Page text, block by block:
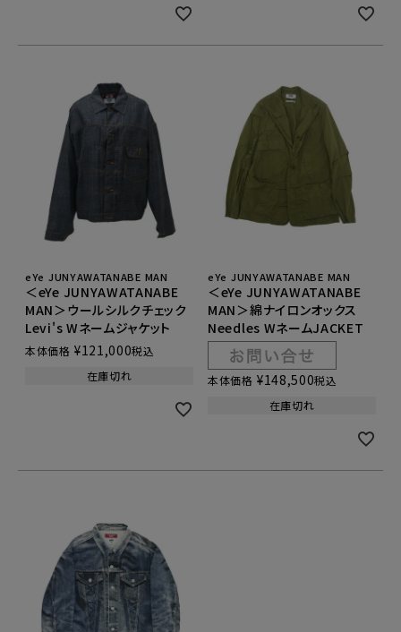
eYe JUNYAWATANABE MAN
＜eYe JUNYAWATANABE
MAN＞ウールシルクチェック
Levi's Wネームジャケット
本体価格 ¥121,000税込
在庫切れ
eYe JUNYAWATANABE MAN
＜eYe JUNYAWATANABE
MAN＞綿ナイロンオックス
Needles WネームJACKET
本体価格 ¥148,500税込
在庫切れ